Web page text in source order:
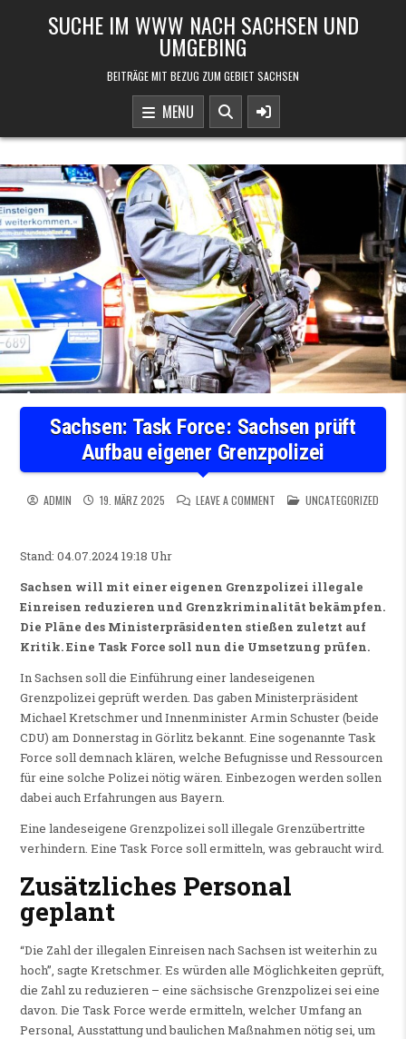
SUCHE IM WWW NACH SACHSEN UND
UMGEBING
BEITRÄGE MIT BEZUG ZUM GEBIET SACHSEN
MENU
Sachsen: Task Force: Sachsen prüft
Aufbau eigener Grenzpolizei
ADMIN 19. MÄRZ 2025 LEAVE A COMMENT ON SACHSEN: TASK FORCE:
POSTED IN
UNCATEGORIZED
Stand: 04.07.2024 19:18 Uhr
Sachsen will mit einer eigenen Grenzpolizei illegale
Einreisen reduzieren und Grenzkriminalität bekämpfen.
Die Pläne des Ministerpräsidenten stießen zuletzt auf
Kritik. Eine Task Force soll nun die Umsetzung prüfen.
In Sachsen soll die Einführung einer landeseigenen
Grenzpolizei geprüft werden. Das gaben Ministerpräsident
Michael Kretschmer und Innenminister Armin Schuster (beide
CDU) am Donnerstag in Görlitz bekannt. Eine sogenannte Task
Force soll demnach klären, welche Befugnisse und Ressourcen
für eine solche Polizei nötig wären. Einbezogen werden sollen
dabei auch Erfahrungen aus Bayern.
Eine landeseigene Grenzpolizei soll illegale Grenzübertritte
verhindern. Eine Task Force soll ermitteln, was gebraucht wird.
Zusätzliches Personal
geplant
“Die Zahl der illegalen Einreisen nach Sachsen ist weiterhin zu
hoch”, sagte Kretschmer. Es würden alle Möglichkeiten geprüft,
die Zahl zu reduzieren – eine sächsische Grenzpolizei sei eine
davon. Die Task Force werde ermitteln, welcher Umfang an
Personal, Ausstattung und baulichen Maßnahmen nötig sei, um